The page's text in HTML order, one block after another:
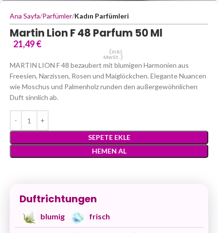
Ana Sayfa Parfümler Kadın Parfümleri
Martin Lion F 48 Parfum 50 Ml
21,49€
(inkl.
MwSt.)
MARTIN LION F 48 bezaubert mit blumigen Harmonien aus
Freesien, Narzissen, Rosen und Maiglöckchen. Elegante Nuancen
wie Moschus und Palmenholz runden den außergewöhnlichen
Duft sinnlich ab.
SEPETE EKLE
HEMEN AL
Duftrichtungen
blumig frisch